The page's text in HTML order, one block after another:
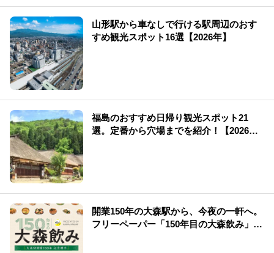
山形駅から車なしで行ける駅周辺のおす
すめ観光スポット16選【2026年】
福島のおすすめ日帰り観光スポット21
選。定番から穴場までを紹介！【2026
開業150年の大森駅から、今夜の一軒へ。
フリーペーパー「150年目の大森飲み」誕